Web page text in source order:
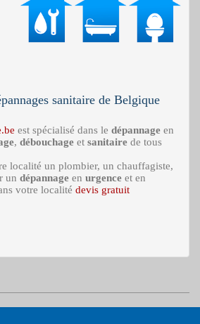
sanitaire de Belgique
est spécialisé dans le dépannage en
, débouchage et sanitaire de tous
localité un plombier, un chauffagiste,
un dépannage en urgence et en
votre localité devis gratuit